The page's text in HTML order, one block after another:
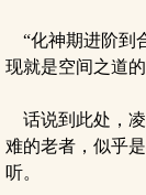
“化神期进阶到
现就是空间之道
话说到此处，凌
难的老者，似乎
听。